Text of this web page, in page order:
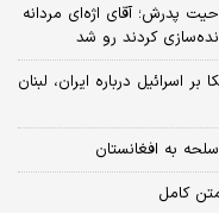
پدرش؛ آقای اژه‌ای مردانه
کردند رو شد
آمریکا بر اسرائیل درباره ایران، لبنان
به افغانستان
کامل